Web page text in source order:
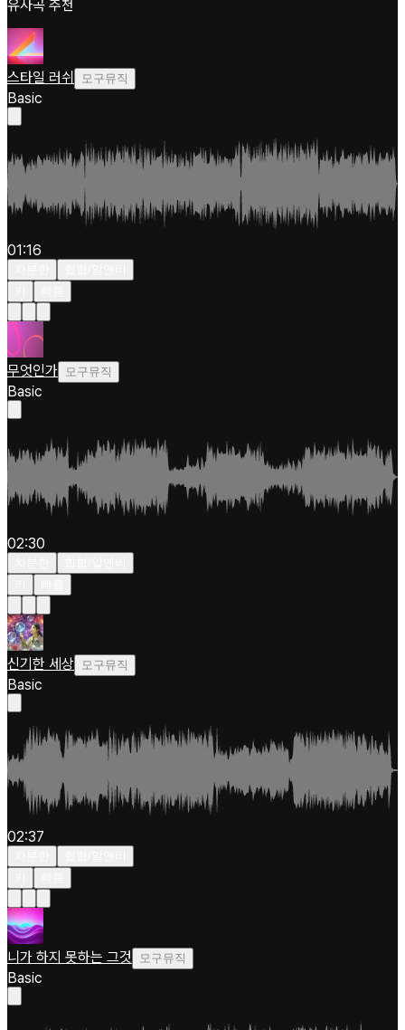
유사곡 추천
스타일 러쉬 모구뮤직
Basic
01:16
무엇인가 모구뮤직
Basic
02:30
신기한 세상 모구뮤직
Basic
02:37
니가 하지 못하는 그것 모구뮤직
Basic